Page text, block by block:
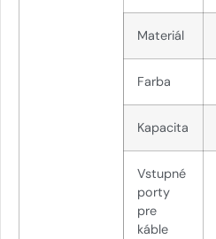
Materiál
Farba
Kapacita
Vstupné
porty
pre
káble